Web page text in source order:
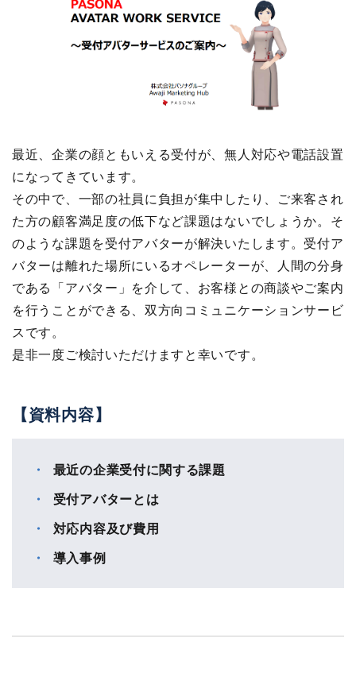
最近、企業の顔ともいえる受付が、無人対応や電話設置
になってきています。
その中で、一部の社員に負担が集中したり、ご来客され
た方の顧客満足度の低下など課題はないでしょうか。そ
のような課題を受付アバターが解決いたします。受付ア
バターは離れた場所にいるオペレーターが、人間の分身
である「アバター」を介して、お客様との商談やご案内
を行うことができる、双方向コミュニケーションサービ
スです。
是非一度ご検討いただけますと幸いです。
【資料内容】
最近の企業受付に関する課題
受付アバターとは
対応内容及び費用
導入事例